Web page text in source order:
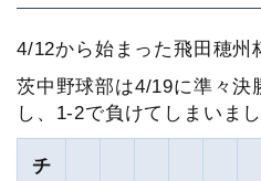
4/12から始まった飛田穂州
茨中野球部は4/19に準々決
し、1-2で負けてしまいま
チ